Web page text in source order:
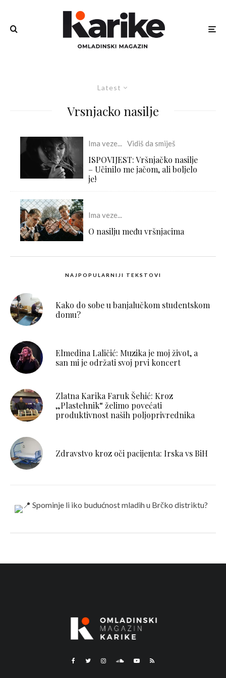
Latest
Vrsnjacko nasilje
Ima veze... Vidiš da smiješ
ISPOVIJEST: Vršnjačko nasilje
– Učinilo me jačom, ali boljelo
je!
Ima veze...
O nasilju među vršnjacima
NAJPOPULARNIJI TEKSTOVI
Kako do sobe u banjalučkom studentskom
domu?
Elmedina Laličić: Muzika je moj život, a
san mi je održati svoj prvi koncert
Zlatna Karika Faruk Šehić: Kroz
„Plastehnik“ želimo povećati
produktivnost naših poljoprivrednika
Zdravstvo kroz oči pacijenta: Irska vs BiH